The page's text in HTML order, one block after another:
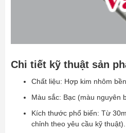
Chi tiết kỹ thuật sản
Chất liệu: Hợp kim nhôm
Màu sắc: Bạc (màu nguyên
Kích thước phổ biến: Từ
chỉnh theo yêu cầu kỹ thuật).